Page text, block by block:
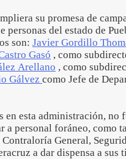
su promesa de
del estado de
son: Javier Gordillo
Gasó , como
Arellano , como
Gálvez como Jefe de
en esta administración, no
personal foráneo, como
General,
a dar dispensa a sus